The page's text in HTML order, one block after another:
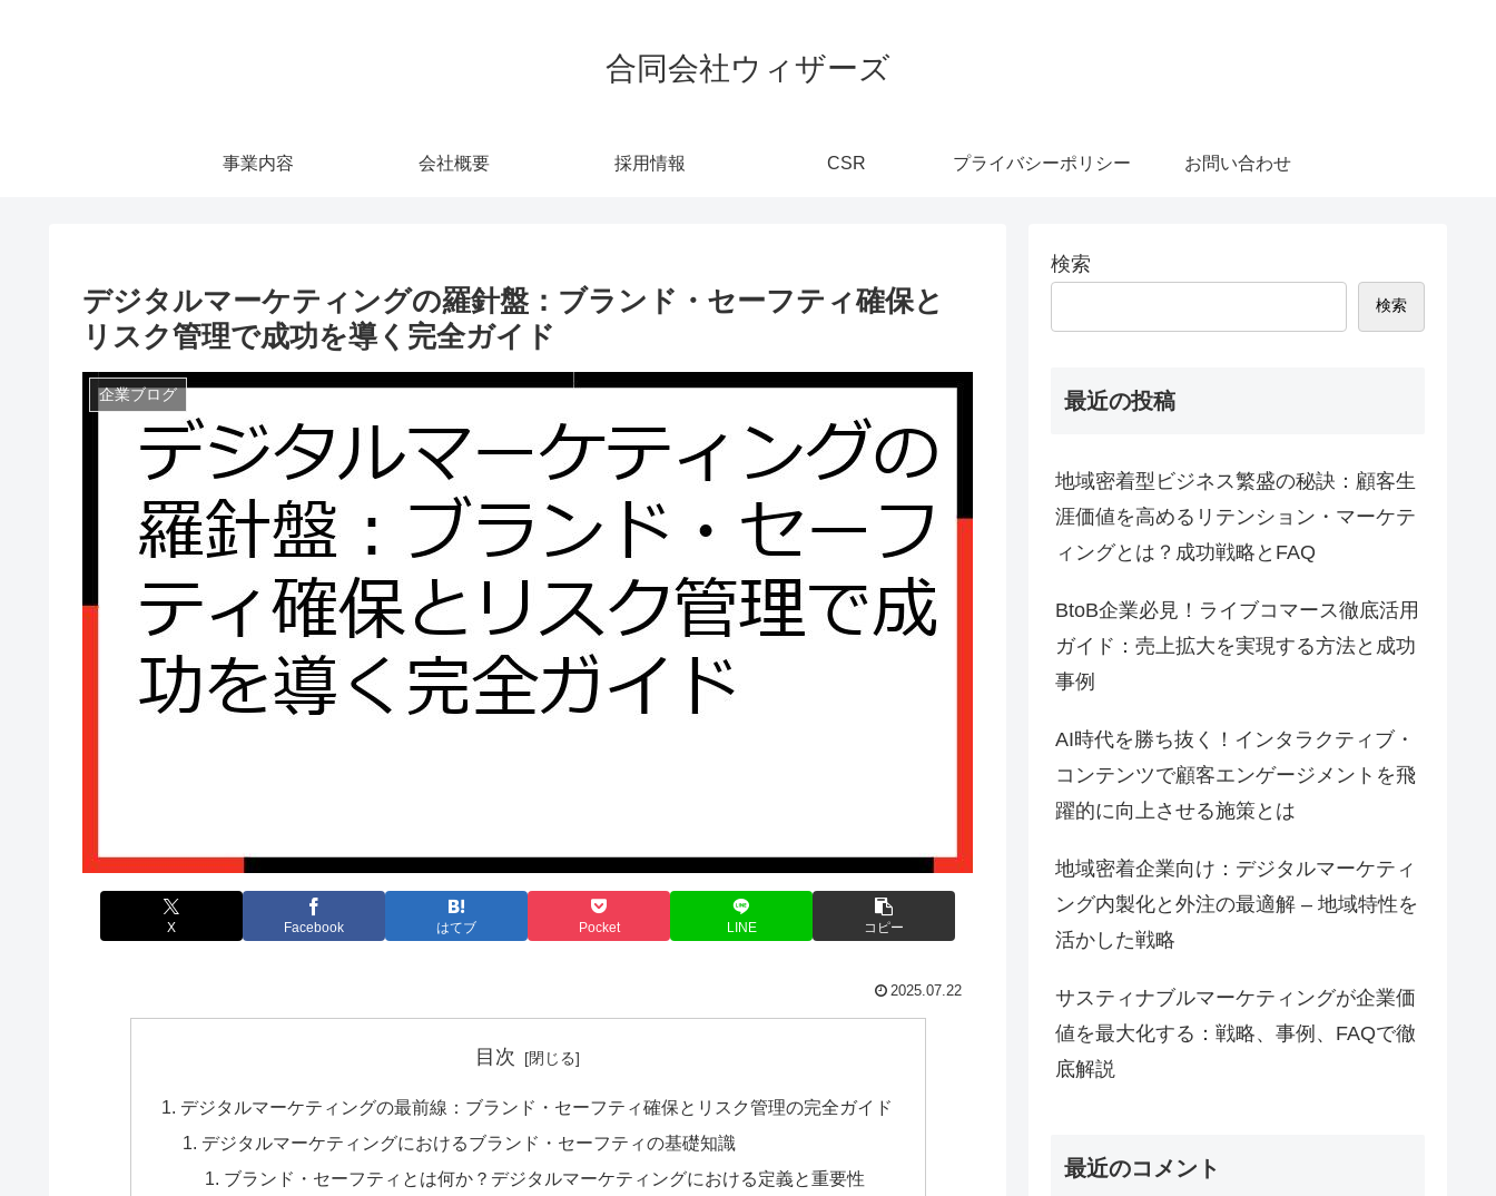
合同会社ウィザーズ
事業内容 会社概要 採用情報 CSR プライバシーポリシー お問い合わせ
デジタルマーケティングの羅針盤：ブランド・セーフティ確保と
リスク管理で成功を導く完全ガイド
企業ブログ
X Facebook はてブ Pocket LINE コピー
2025.07.22
目次
デジタルマーケティングの最前線：ブランド・セーフティ確保とリスク管理の完全ガイド
デジタルマーケティングにおけるブランド・セーフティの基礎知識
ブランド・セーフティとは何か？デジタルマーケティングにおける定義と重要性
検索
検索
最近の投稿
地域密着型ビジネス繁盛の秘訣：顧客生
涯価値を高めるリテンション・マーケテ
ィングとは？成功戦略とFAQ
BtoB企業必見！ライブコマース徹底活用
ガイド：売上拡大を実現する方法と成功
事例
AI時代を勝ち抜く！インタラクティブ・
コンテンツで顧客エンゲージメントを飛
躍的に向上させる施策とは
地域密着企業向け：デジタルマーケティ
ング内製化と外注の最適解 – 地域特性を
活かした戦略
サスティナブルマーケティングが企業価
値を最大化する：戦略、事例、FAQで徹
底解説
最近のコメント